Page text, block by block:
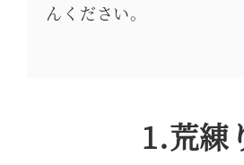
んください。
1.荒練